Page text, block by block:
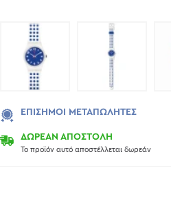
ΔΩΡΕΑΝ ΑΠΟΣΤΟΛΗ
Το προϊόν αυτό αποστέλλεται δωρεάν
ΕΠΊΣΗΜΟΙ ΜΕΤΑΠΩΛΗΤΈΣ